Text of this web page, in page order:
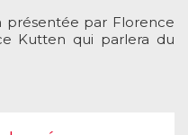
présentée par Florence
Kutten qui parlera du